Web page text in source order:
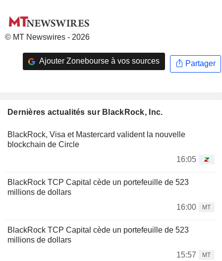
© MT Newswires - 2026
Ajouter Zonebourse à vos sources Partager
Dernières actualités sur BlackRock, Inc.
BlackRock, Visa et Mastercard valident la nouvelle
blockchain de Circle
16:05
BlackRock TCP Capital cède un portefeuille de 523
millions de dollars
16:00
MT
BlackRock TCP Capital cède un portefeuille de 523
millions de dollars
15:57
MT